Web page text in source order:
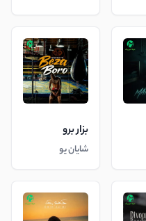
بزار برو
شایان یو